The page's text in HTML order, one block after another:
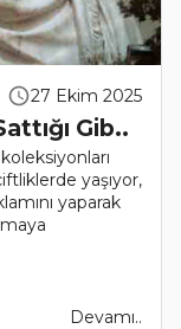
27 Ekim 2025
Gib..
yaşıyor,
yaparak
Devamı..